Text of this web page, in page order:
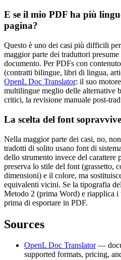
E se il mio PDF ha più
pagina?
Questo è uno dei casi più difficili
maggior parte dei traduttori
documento. Per PDFs con
(contratti bilingue, libri di lingua,
OpenL Doc Translator: il suo
multilingue meglio delle alternative
critici, la revisione manuale post-
La scelta del font
Nella maggior parte dei casi, no,
tradotti di solito usano font di
dello strumento invece del carattere
preserva lo stile del font (grassetto,
dimensioni) e il colore, ma
equivalenti vicini. Se la tipografia
Metodo 2 (prima Word) e riapplica
prima di esportare in PDF.
Sources
OpenL Doc Translator—
supported formats, pricing,